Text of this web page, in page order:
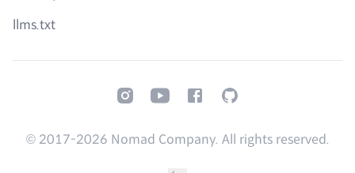
llms.txt
InstagramYoutubeFacebookGitHub
© 2017-2026 Nomad Company. All rights reserved.